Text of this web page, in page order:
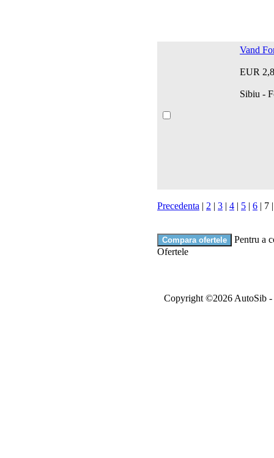
Vand
EUR
Sibiu -
Precedenta | 2 | 3 | 4 | 5 | 6 | 7
Pentru a
Ofertele
Copyright ©2026 AutoSib -